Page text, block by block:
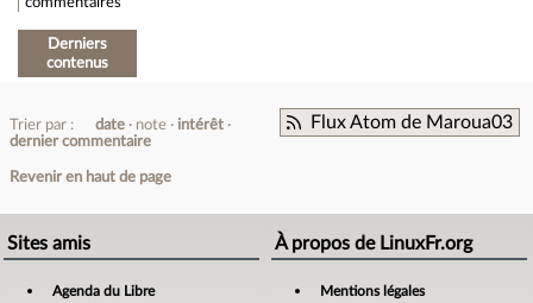
Derniers
contenus
Flux Atom de Maroua03
Trier par : date note
intérêt
dernier commentaire
Revenir en haut de page
Sites amis
Agenda du Libre
À propos de LinuxFr.org
Mentions légales